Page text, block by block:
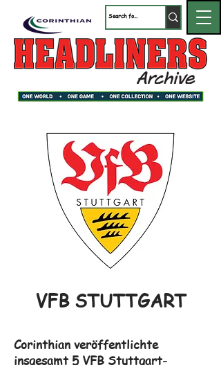
VFB STUTTGART
Corinthian veröffentlichte
insgesamt 5 VFB Stuttgart-